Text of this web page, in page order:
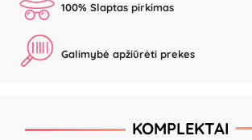
100% Slaptas pirkimas
Galimybė apžiūrėti prekes
KOMPLEKTAI